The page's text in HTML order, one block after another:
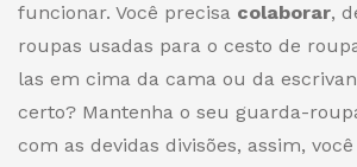
funcionar. Você precisa colaborar,
roupas usadas para o cesto de
las em cima da cama ou da
certo? Mantenha o seu guarda-
com as devidas divisões, assim,